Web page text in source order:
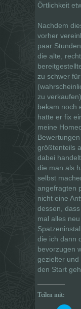
Örtlichkeit
Nachdem
vorher
paar
die alte,
zu schwer
zu
bekam noch
hatte er fix
meine
größtenteils
dabei
die man als
selbst
angefragten
nicht eine
dessen,
mal alles
die ich dann
bevorzugen
gezielter und
den Start
Teilen mit: